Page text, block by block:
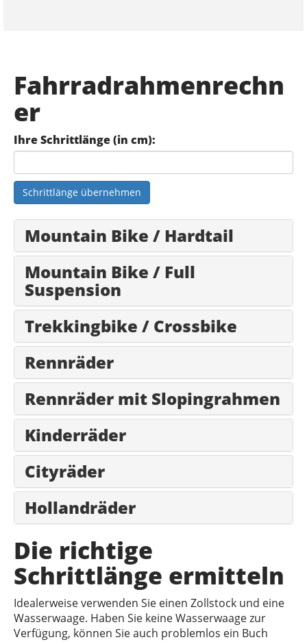
Fahrradrahmenrechn
er
Ihre Schrittlänge (in cm):
Schrittlänge übernehmen
Mountain Bike / Hardtail
Mountain Bike / Full
Suspension
Trekkingbike / Crossbike
Rennräder
Rennräder mit Slopingrahmen
Kinderräder
Cityräder
Hollandräder
Die richtige
Schrittlänge ermitteln
Idealerweise verwenden Sie einen Zollstock und eine
Wasserwaage. Haben Sie keine Wasserwaage zur
Verfügung, können Sie auch problemlos ein Buch